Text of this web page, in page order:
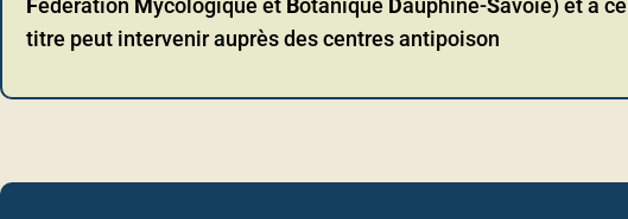
Fédération Mycologique et Botanique Dauphiné-Savoie) et à ce
titre peut intervenir auprès des centres antipoison